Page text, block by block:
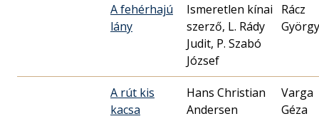
A fehérhajú
lány
Ismeretlen kínai
szerző, L. Rády
Judit, P. Szabó
József
Rácz
György
A rút kis
kacsa
Hans Christian
Andersen
Varga
Géza